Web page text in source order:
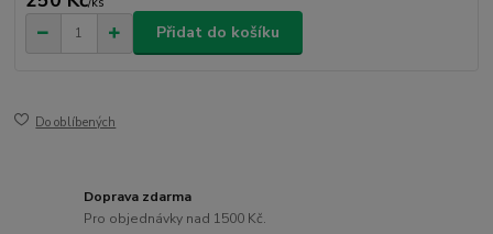
Přidat do košíku
Do oblíbených
Doprava zdarma
Pro objednávky nad 1500 Kč.